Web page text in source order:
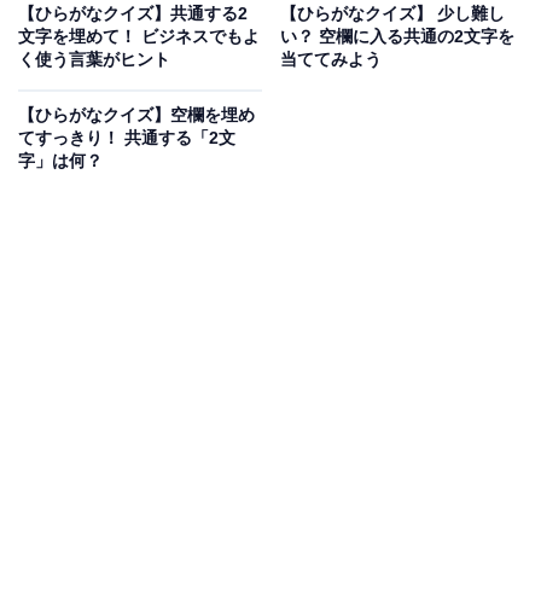
【ひらがなクイズ】共通する2
文字を埋めて！ ビジネスでもよ
く使う言葉がヒント
【ひらがなクイズ】 少し難し
い？ 空欄に入る共通の2文字を
当ててみよう
【ひらがなクイズ】空欄を埋め
てすっきり！ 共通する「2文
字」は何？